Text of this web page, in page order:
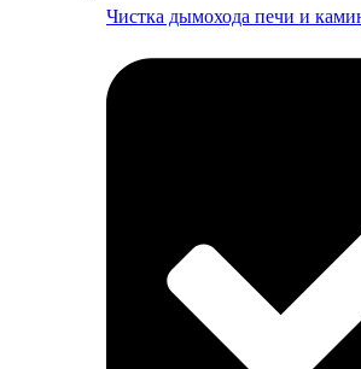
Чистка дымохода печи и